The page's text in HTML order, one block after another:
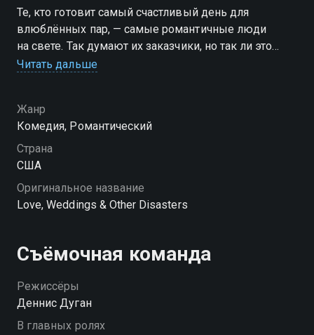
Те, кто готовит самый счастливый день для
влюблённых пар, — самые романтичные люди
на свете. Так думают их заказчики, но так ли это
на самом деле? Сколько разных неприятностей
Читать дальше
Жанр
Комедия, Романтический
Страна
США
Оригинальное название
Love, Weddings & Other Disasters
Съёмочная команда
Режиссёры
Деннис Дуган
В главных ролях